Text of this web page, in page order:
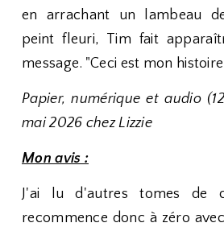
en arrachant un lambeau
peint fleuri, Tim fait
message. "Ceci est mon
Papier, numérique et audio
mai 2026 chez Lizzie
Mon avis :
J'ai lu d'autres tomes de
recommence donc à zéro